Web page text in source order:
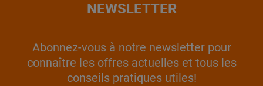
NEWSLETTER
Abonnez-vous à notre newsletter pour
connaître les offres actuelles et tous les
conseils pratiques utiles!